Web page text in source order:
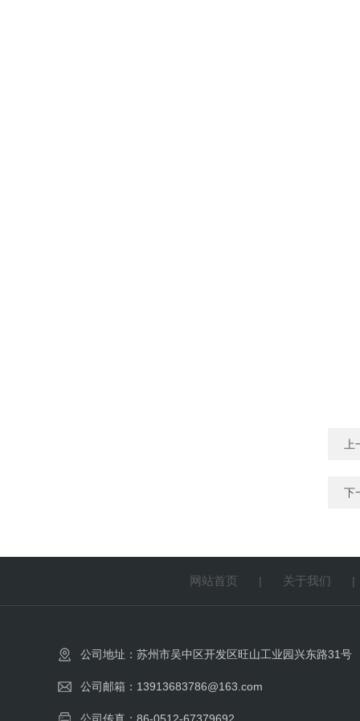
下
网站首页 | 关于我们 |
公司地址：苏州市吴中区开发区旺山工业园兴东路31号
公司邮箱：13913683786@163.com